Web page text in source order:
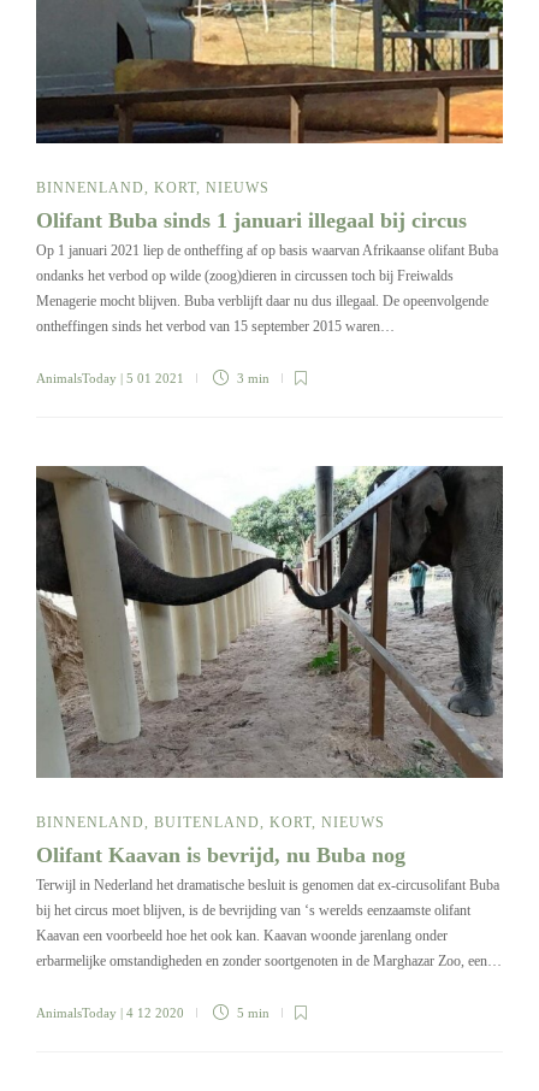
BINNENLAND KORT NIEUWS
Olifant Buba sinds 1 januari illegaal bij circus
Op 1 januari 2021 liep de ontheffing af op basis waarvan Afrikaanse olifant Buba
ondanks het verbod op wilde (zoog)dieren in circussen toch bij Freiwalds
Menagerie mocht blijven. Buba verblijft daar nu dus illegaal. De opeenvolgende
ontheffingen sinds het verbod van 15 september 2015 waren…
AnimalsToday | 5 01 2021 3 min
BINNENLAND BUITENLAND KORT NIEUWS
Olifant Kaavan is bevrijd, nu Buba nog
Terwijl in Nederland het dramatische besluit is genomen dat ex-circusolifant Buba
bij het circus moet blijven, is de bevrijding van ‘s werelds eenzaamste olifant
Kaavan een voorbeeld hoe het ook kan. Kaavan woonde jarenlang onder
erbarmelijke omstandigheden en zonder soortgenoten in de Marghazar Zoo, een…
AnimalsToday | 4 12 2020 5 min